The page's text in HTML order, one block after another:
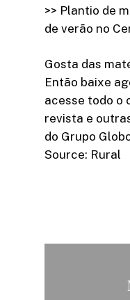
>> Plantio de
de verão no
Gosta das
Então baixe
acesse todo o
revista e
do Grupo
Source: Rural